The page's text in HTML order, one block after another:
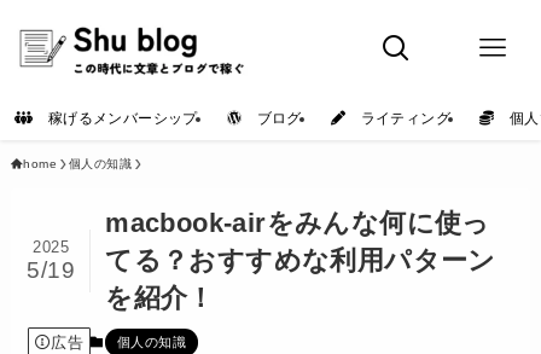
稼げるメンバーシップ ブログ ライティング 個人
home 個人の知識
macbook-airをみんな何に使っ
てる？おすすめな利用パターン
を紹介！
2025
5/19
広告
個人の知識